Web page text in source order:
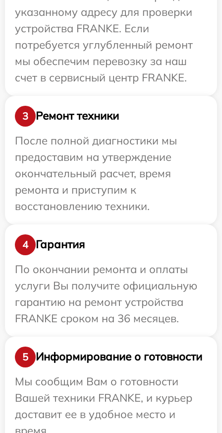
указанному адресу для проверки
устройства FRANKE. Если
потребуется углубленный ремонт
мы обеспечим перевозку за наш
счет в сервисный центр FRANKE.
3
Ремонт техники
После полной диагностики мы
предоставим на утверждение
окончательный расчет, время
ремонта и приступим к
восстановлению техники.
4
Гарантия
По окончании ремонта и оплаты
услуги Вы получите официальную
гарантию на ремонт устройства
FRANKE сроком на 36 месяцев.
5
Информирование о готовности
Мы сообщим Вам о готовности
Вашей техники FRANKE, и курьер
доставит ее в удобное место и